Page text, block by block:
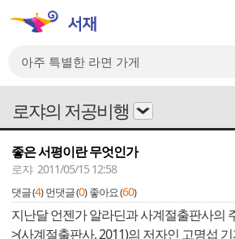
로쟈의 저공비행
좋은 서평이란 무엇인가
로쟈 2011/05/15 12:58
댓글 (4) 먼댓글 (0) 좋아요 (60)
지난달 언젠가 알라딘과 사계절출판사의
>(사계절출판사, 2011)의 저자인 고명섭